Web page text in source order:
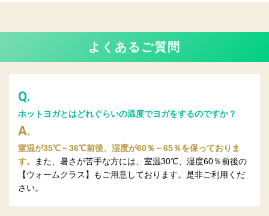
よくあるご質問
Q.
ホットヨガとはどれぐらいの温度でヨガをするのですか？
A.
室温が35℃～36℃前後、湿度が60％～65％を保っておりま
す。
また、暑さが苦手な方には、室温30℃、湿度60％前後の
【ウォームクラス】もご用意しております。是非ご利用くだ
さい。